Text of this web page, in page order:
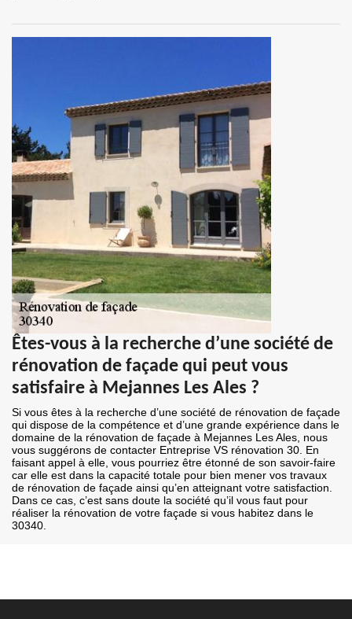
Êtes-vous à la recherche d’une société de
rénovation de façade qui peut vous
satisfaire à Mejannes Les Ales ?
Si vous êtes à la recherche d’une société de rénovation de façade
qui dispose de la compétence et d’une grande expérience dans le
domaine de la rénovation de façade à Mejannes Les Ales, nous
vous suggérons de contacter Entreprise VS rénovation 30. En
faisant appel à elle, vous pourriez être étonné de son savoir-faire
car elle est dans la capacité totale pour bien mener vos travaux
de rénovation de façade ainsi qu’en atteignant votre satisfaction.
Dans ce cas, c’est sans doute la société qu’il vous faut pour
réaliser la rénovation de votre façade si vous habitez dans le
30340.